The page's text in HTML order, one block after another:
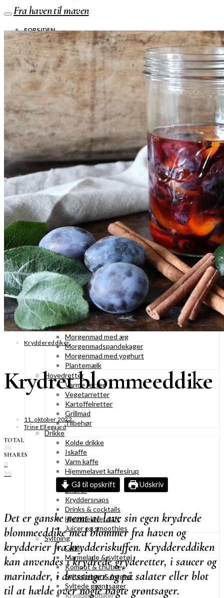
Fra haven til maven
FORSIDEN
SHOP
Jul
Råvarer
Køkkengrej
Bolig
DIY skønhedspleje
Bæredygtig skønhedspleje
DIY
Keramik
Garn
Uld
OPSKRIFTER
Bagværk
Gærbrød
Madbrød
Rugbrød
Kiks & knækbrød
Kager
Æblekager
Skærekager
Søde tærter
Muffins & cupcakes
Gærkager & sammenlagte kager
Konditorkager
Marengskager
Småkager & cookies
Vafler & pandekager
Fastelavnsboller
Morgenmad
Granola & müesli
Morgenmad med æg
Morgenmadspandekager
Morgenmad med yoghurt
Plantemælk
Hovedretter
Varme retter
Vegetarretter
Kartoffelretter
Grillmad
Tilbehør
Drikke
Kolde drikke
Iskaffe
Varm kaffe
Hjemmelavet kaffesirup
Varme drikke
Likører
Kryddersnaps
Drinks & cocktails
Hjemmelavet saft
Juicer og smoothies
Syltning
Gelé
Marmelade & syltetøj
Kompot & chutney
Syltede bær & frugter
Syltede grøntsager
Kryddereddiker
Kryddereddiker
Krydret blommeeddike
11. oktober 2022
Trine Ellegaard
TOTAL
30
SHARES
0
30
Gå til opskrift Udskriv
Det er ganske nemt at lave sin egen krydrede
blommeeddike med blommer fra haven og
krydderier fra krydderiskuffen. Kryddereddiken
kan anvendes i krydrede gryderetter, i saucer og
marinader, i dressinger og på salater eller blot
til at hælde over nogle bagte grøntsager.